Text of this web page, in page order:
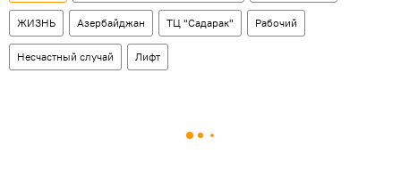
ЖИЗНЬ Азербайджан ТЦ "Садарак" Рабочий
Несчастный случай Лифт